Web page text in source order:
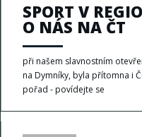
SPORT V
O NÁS NA ČT
při našem slavnostním
na Dymníky, byla přítomna i
pořad - povídejte se